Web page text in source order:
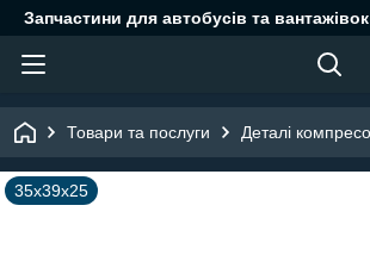
Запчастини для автобусів та вантажівок
Товари та послуги Деталі
35x39x25